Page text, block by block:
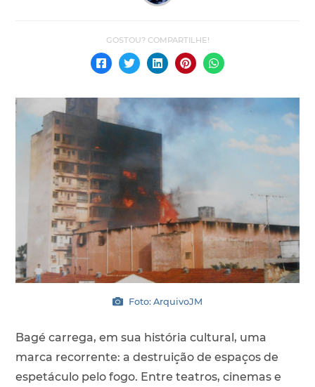
Foto: ArquivoJM
Bagé carrega, em sua história cultural, uma
marca recorrente: a destruição de espaços de
espetáculo pelo fogo. Entre teatros, cinemas e